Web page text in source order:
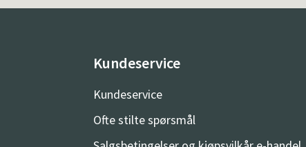
Kundeservice
Kundeservice
Ofte stilte spørsmål